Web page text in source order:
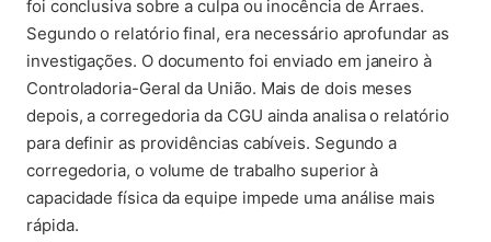
foi conclusiva sobre a culpa ou inocência de Arraes.
Segundo o relatório final, era necessário aprofundar as
investigações. O documento foi enviado em janeiro à
Controladoria-Geral da União. Mais de dois meses
depois, a corregedoria da CGU ainda analisa o relatório
para definir as providências cabíveis. Segundo a
corregedoria, o volume de trabalho superior à
capacidade física da equipe impede uma análise mais
rápida.